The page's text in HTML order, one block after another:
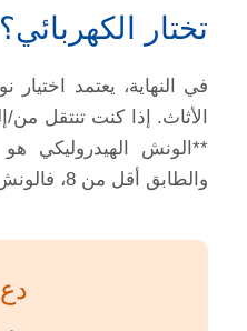
تختار الكهربائي؟
في النهاية، يعتمد
**الونش الهيدروليكي هو
والطابق أقل من 8، فالونش الكهربائي سيكون أسرع وأكثر كفاءة.